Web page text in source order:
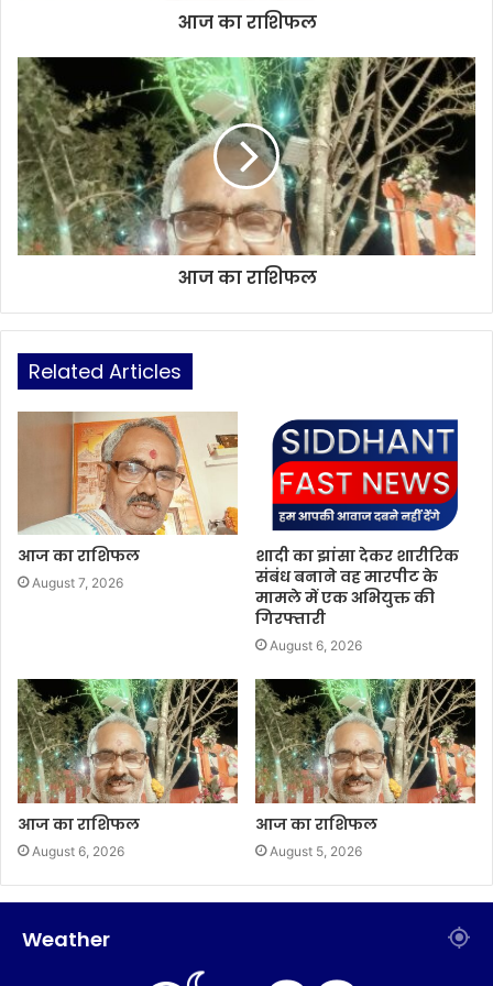
आज का राशिफल
आज का राशिफल
Related Articles
आज का राशिफल
August 7, 2026
शादी का झांसा देकर शारीरिक
संबंध बनाने वह मारपीट के
मामले में एक अभियुक्त की
गिरफ्तारी
August 6, 2026
आज का राशिफल
August 6, 2026
आज का राशिफल
August 5, 2026
Weather